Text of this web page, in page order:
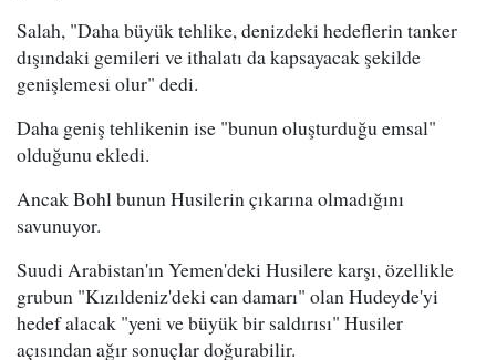
Salah, "Daha büyük tehlike, denizdeki hedeflerin tanker
dışındaki gemileri ve ithalatı da kapsayacak şekilde
genişlemesi olur" dedi.
Daha geniş tehlikenin ise "bunun oluşturduğu emsal"
olduğunu ekledi.
Ancak Bohl bunun Husilerin çıkarına olmadığını
savunuyor.
Suudi Arabistan'ın Yemen'deki Husilere karşı, özellikle
grubun "Kızıldeniz'deki can damarı" olan Hudeyde'yi
hedef alacak "yeni ve büyük bir saldırısı" Husiler
açısından ağır sonuçlar doğurabilir.